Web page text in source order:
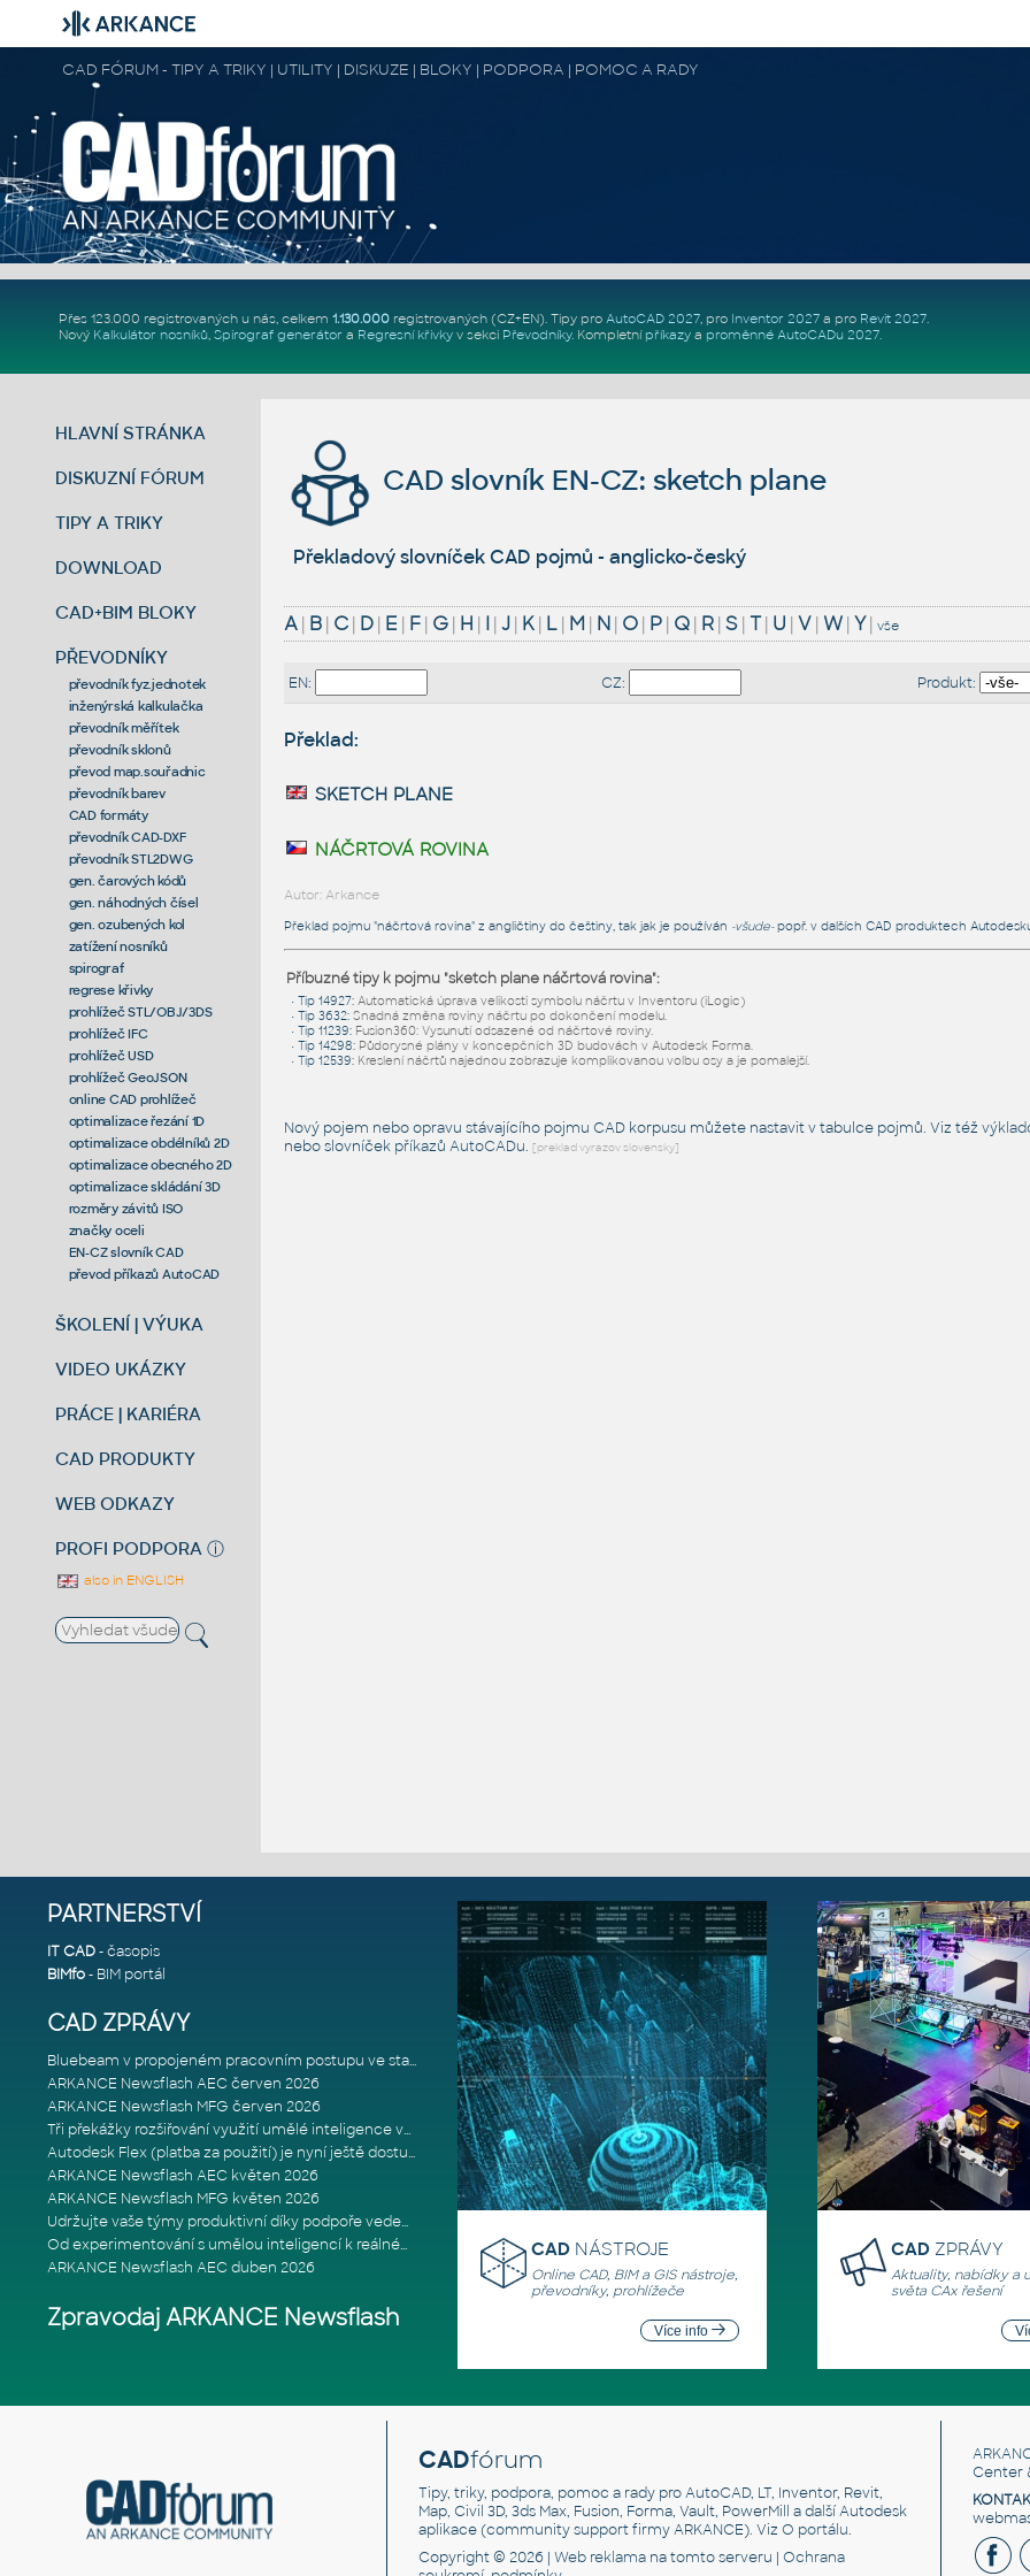
CAD FÓRUM - TIPY A TRIKY | UTILITY | DISKUZE | BLOKY | PODPORA | POMOC A RADY
Přes 123.000 registrovaných u nás, celkem 1.130.000registrovaných (CZ+EN). Tipy pro AutoCAD 2027, pro Inventor 2027a pro Revit 2027.
Nový Kalkulátor nosníků, Spirograf generátor a Regresní křivkyv sekci Převodníky. Kompletní příkazya proměnné AutoCADu 2027.
HLAVNÍ STRÁNKA
DISKUZNÍ FÓRUM
TIPY A TRIKY
DOWNLOAD
CAD+BIM BLOKY
PŘEVODNÍKY
převodník fyz.jednotek
inženýrská kalkulačka
převodník měřítek
převodník sklonů
převod map.souřadnic
převodník barev
CAD formáty
převodník CAD-DXF
převodník STL2DWG
gen. čarových kódů
gen. náhodných čísel
gen. ozubených kol
zatížení nosníků
spirograf
regrese křivky
prohlížeč STL/OBJ/3DS
prohlížeč IFC
prohlížeč USD
prohlížeč GeoJSON
online CAD prohlížeč
optimalizace řezání 1D
optimalizace obdélníků 2D
optimalizace obecného 2D
optimalizace skládání 3D
rozměry závitů ISO
značky oceli
EN-CZ slovník CAD
převod příkazů AutoCAD
ŠKOLENÍ | VÝUKA
VIDEO UKÁZKY
PRÁCE | KARIÉRA
CAD PRODUKTY
WEB ODKAZY
PROFI PODPORA ⓘ
also in ENGLISH
CAD slovník EN-CZ: sketch plane
Překladový slovníček CAD pojmů - anglicko-český
A| B| C| D| E | F| G| H | I | J| K| L| M | N| O| P| Q| R| S| T| U | V| W| Y| vše
EN: CZ: Produkt:
Překlad:
sketch plane
náčrtová rovina
Autor: Arkance
Překlad pojmu "náčrtová rovina" z angličtiny do češtiny, tak jak je používán -všude-popř. v dalších CAD produktech
Příbuzné tipy k pojmu "sketch plane náčrtová rovina":
• Tip 14927: Automatická úprava velikosti symbolu náčrtu v Inventoru (iLogic)
• Tip 3632: Snadná změna roviny náčrtu po dokončení modelu.
• Tip 11239: Fusion360: Vysunutí odsazené od náčrtové roviny.
• Tip 14298: Půdorysné plány v koncepčních 3D budovách v Autodesk Forma.
• Tip 12539: Kreslení náčrtů najednou zobrazuje komplikovanou volbu osy a je pomalejší.
Nový pojem nebo opravu stávajícího pojmu CAD korpusu můžete nastavit v tabulce pojmů. Viz též
nebo slovníček příkazů AutoCADu. [preklad vyrazov slovensky]
PARTNERSTVÍ
IT CAD- časopis
BIMfo- BIM portál
CAD ZPRÁVY
Bluebeam v propojeném pracovním postupu ve stavebnictví: Proč je int
ARKANCE Newsflash AEC červen 2026
ARKANCE Newsflash MFG červen 2026
Tři překážky rozšiřování využití umělé inteligence ve stavebním prům
Autodesk Flex (platba za použití) je nyní ještě dostupnější
ARKANCE Newsflash AEC květen 2026
ARKANCE Newsflash MFG květen 2026
Udržujte vaše týmy produktivní díky podpoře vedené odborníky
Od experimentování s umělou inteligencí k reálnému dopadu na podniká
ARKANCE Newsflash AEC duben 2026
Zpravodaj ARKANCE Newsflash
CAD NÁSTROJE
Online CAD, BIM a GIS nástroje,
převodníky, prohlížeče
Více info
CAD ZPRÁVY
Aktuality, nabídky a
světa CAx řešení
CADfórum
Tipy, triky, podpora, pomoc a rady pro AutoCAD, LT, Inventor, Revit,
Map, Civil 3D, 3ds Max, Fusion, Forma, Vault, PowerMill a další Autodesk
aplikace (community support firmy ARKANCE). Viz O portálu.
Copyright © 2026 | Web reklamana tomto serveru | Ochrana
Center